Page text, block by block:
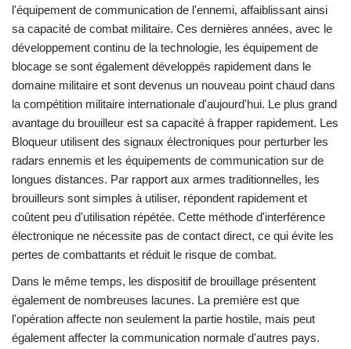
l'équipement de communication de l'ennemi, affaiblissant ainsi
sa capacité de combat militaire. Ces dernières années, avec le
développement continu de la technologie, les équipement de
blocage se sont également développés rapidement dans le
domaine militaire et sont devenus un nouveau point chaud dans
la compétition militaire internationale d'aujourd'hui. Le plus grand
avantage du brouilleur est sa capacité à frapper rapidement. Les
Bloqueur utilisent des signaux électroniques pour perturber les
radars ennemis et les équipements de communication sur de
longues distances. Par rapport aux armes traditionnelles, les
brouilleurs sont simples à utiliser, répondent rapidement et
coûtent peu d'utilisation répétée. Cette méthode d'interférence
électronique ne nécessite pas de contact direct, ce qui évite les
pertes de combattants et réduit le risque de combat.
Dans le même temps, les dispositif de brouillage présentent
également de nombreuses lacunes. La première est que
l'opération affecte non seulement la partie hostile, mais peut
également affecter la communication normale d'autres pays.